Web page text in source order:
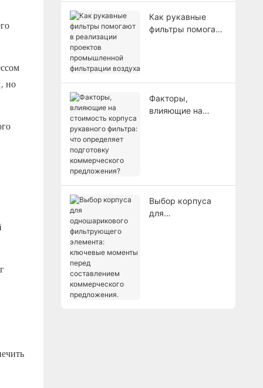
но
заказа.
Как рукавные
фильтры помогают
Факторы,
влияющие на
коммерческого
предложения?
Выбор корпуса
для